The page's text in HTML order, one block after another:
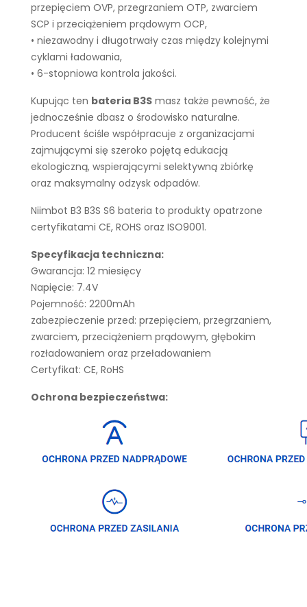
przepięciem OVP, przegrzaniem OTP, zwarciem
SCP i przeciążeniem prądowym OCP,
• niezawodny i długotrwały czas między kolejnymi
cyklami ładowania,
• 6-stopniowa kontrola jakości.
Kupując ten bateria B3S masz także pewność, że
jednocześnie dbasz o środowisko naturalne.
Producent ściśle współpracuje z organizacjami
zajmującymi się szeroko pojętą edukacją
ekologiczną, wspierającymi selektywną zbiórkę
oraz maksymalny odzysk odpadów.
Niimbot B3 B3S S6 bateria to produkty opatrzone
certyfikatami CE, ROHS oraz ISO9001.
Specyfikacja techniczna:
Gwarancja: 12 miesięcy
Napięcie: 7.4V
Pojemność: 2200mAh
zabezpieczenie przed: przepięciem, przegrzaniem,
zwarciem, przeciążeniem prądowym, głębokim
rozładowaniem oraz przeładowaniem
Certyfikat: CE, RoHS
Ochrona bezpieczeństwa: